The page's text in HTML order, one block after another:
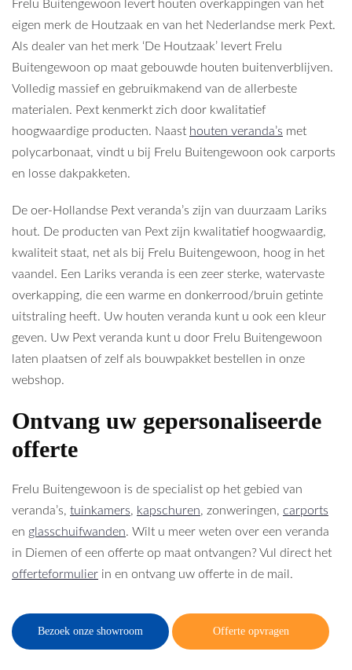
Frelu Buitengewoon levert houten overkappingen van het
eigen merk de Houtzaak en van het Nederlandse merk Pext.
Als dealer van het merk ‘De Houtzaak’ levert Frelu
Buitengewoon op maat gebouwde houten buitenverblijven.
Volledig massief en gebruikmakend van de allerbeste
materialen. Pext kenmerkt zich door kwalitatief
hoogwaardige producten. Naast houten veranda’s met
polycarbonaat, vindt u bij Frelu Buitengewoon ook carports
en losse dakpakketen.
De oer-Hollandse Pext veranda’s zijn van duurzaam Lariks
hout. De producten van Pext zijn kwalitatief hoogwaardig,
kwaliteit staat, net als bij Frelu Buitengewoon, hoog in het
vaandel. Een Lariks veranda is een zeer sterke, watervaste
overkapping, die een warme en donkerrood/bruin getinte
uitstraling heeft. Uw houten veranda kunt u ook een kleur
geven. Uw Pext veranda kunt u door Frelu Buitengewoon
laten plaatsen of zelf als bouwpakket bestellen in onze
webshop.
Ontvang uw gepersonaliseerde
offerte
Frelu Buitengewoon is de specialist op het gebied van
veranda’s, tuinkamers, kapschuren, zonweringen, carports
en glasschuifwanden. Wilt u meer weten over een veranda
in Diemen of een offerte op maat ontvangen? Vul direct het
offerteformulier in en ontvang uw offerte in de mail.
Bezoek onze showroom Offerte opvragen